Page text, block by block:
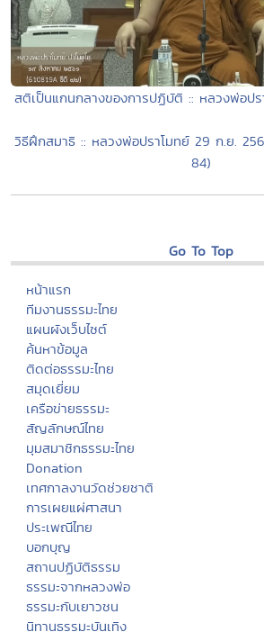
สติเป็นแกนกลางของการปฏิบัติ :: หลวงพ่อ
วิธีฝึกสมาธิ :: หลวงพ่อปราโมทย์ 29 ก.ย.
84)
Go To Top
หน้าแรก
ทีมงานธรรมะไทย
แผนผังเว็บไซต์
ค้นหาข้อมูล
ติดต่อธรรมะไทย
สมุดเยี่ยม
เครือข่ายธรรมะ
สัญลักษณ์ไทย
มุมสมาชิกธรรมะไทย
Donation
เทศกาลงานวัดช่วยชาติ
การเผยแผ่ศาสนา
ประเพณีไทย
บอกบุญ
สถานปฏิบัติธรรม
ธรรมะจากหลวงพ่อ
ธรรมะกับเยาวชน
นิทานธรรมะบันเทิง